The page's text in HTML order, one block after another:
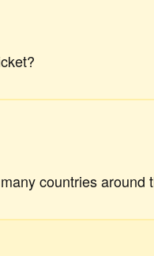
countries around